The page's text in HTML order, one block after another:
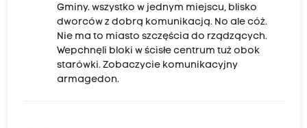
Gminy. wszystko w jednym miejscu, blisko
dworców z dobrą komunikacją. No ale cóż.
Nie ma to miasto szczęścia do rządzących.
Wepchnęli bloki w ścisłe centrum tuż obok
starówki. Zobaczycie komunikacyjny
armagedon.